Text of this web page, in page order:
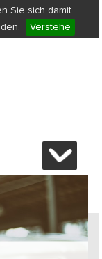
Sie sich damit
Verstehe